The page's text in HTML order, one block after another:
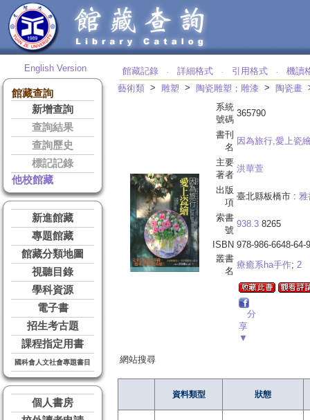
English Version
館藏查詢
新增查詢
查詢結果
查詢歷史
標記記錄
他校館藏
新進館藏
專題館藏
館藏分類地圖
視聽目錄
學科資源
電子書
招生考古題
課程指定用書
國科會人文社會專題書目
個人書房
館藏記錄 ‧ 詳細格式 ‧ 引用格式 ‧
機讀
藝術類 > 雕塑 > 陶瓷雕塑；雕漆 > 陶瓷畫
系統
號碼
365790
書刊
名
因為旅行,愛上瓷
主要
著者
洪華萱
出版
項
臺北縣板橋市 : 雅
索書
號
938.3 8265
ISBN 978-986-6648-64-9
叢書
名
療癒系ha手作; 2
分
享
▼
網站搜尋
資料類型 狀態